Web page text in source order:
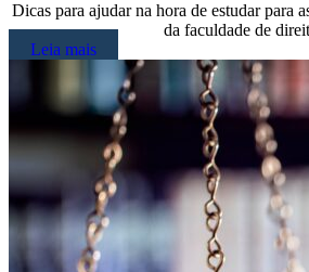
Dicas para ajudar na hora de estudar para
da faculdade de
Leia mais